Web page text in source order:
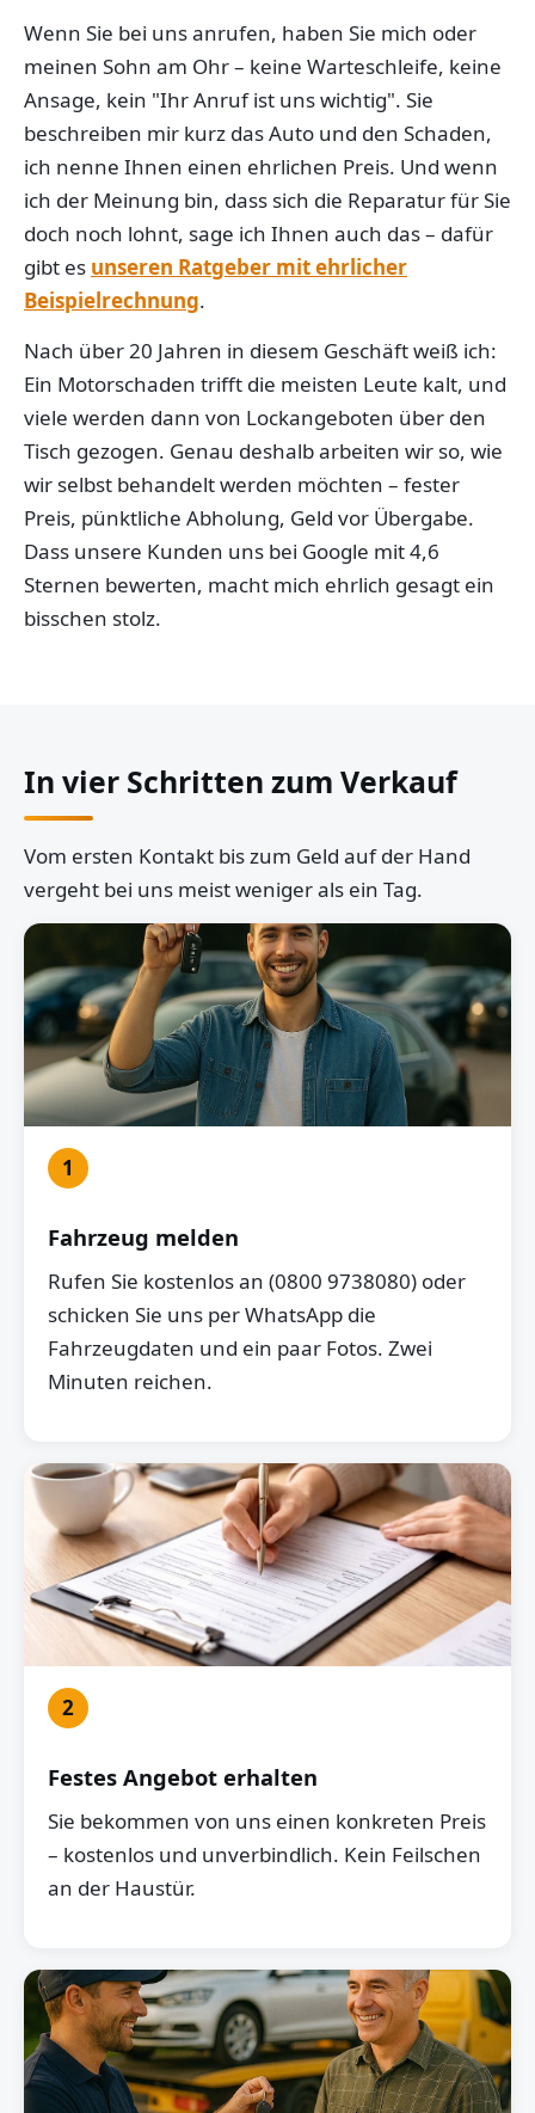
Wenn Sie bei uns anrufen, haben Sie mich oder
meinen Sohn am Ohr – keine Warteschleife, keine
Ansage, kein "Ihr Anruf ist uns wichtig". Sie
beschreiben mir kurz das Auto und den Schaden,
ich nenne Ihnen einen ehrlichen Preis. Und wenn
ich der Meinung bin, dass sich die Reparatur für Sie
doch noch lohnt, sage ich Ihnen auch das – dafür
gibt es unseren Ratgeber mit ehrlicher
Beispielrechnung.
Nach über 20 Jahren in diesem Geschäft weiß ich:
Ein Motorschaden trifft die meisten Leute kalt, und
viele werden dann von Lockangeboten über den
Tisch gezogen. Genau deshalb arbeiten wir so, wie
wir selbst behandelt werden möchten – fester
Preis, pünktliche Abholung, Geld vor Übergabe.
Dass unsere Kunden uns bei Google mit 4,6
Sternen bewerten, macht mich ehrlich gesagt ein
bisschen stolz.
In vier Schritten zum Verkauf
Vom ersten Kontakt bis zum Geld auf der Hand
vergeht bei uns meist weniger als ein Tag.
1
Fahrzeug melden
Rufen Sie kostenlos an (0800 9738080) oder
schicken Sie uns per WhatsApp die
Fahrzeugdaten und ein paar Fotos. Zwei
Minuten reichen.
2
Festes Angebot erhalten
Sie bekommen von uns einen konkreten Preis
– kostenlos und unverbindlich. Kein Feilschen
an der Haustür.